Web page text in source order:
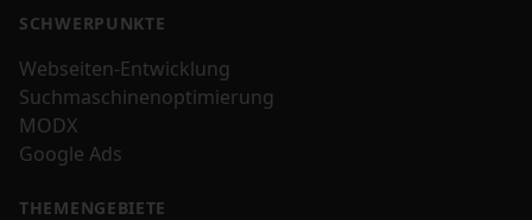
SCHWERPUNKTE
Webseiten-Entwicklung
Suchmaschinenoptimierung
MODX
Google Ads
THEMENGEBIETE